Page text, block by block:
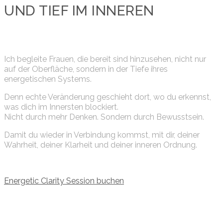
UND TIEF IM INNEREN
Ich begleite Frauen, die bereit sind hinzusehen, nicht nur
auf der Oberfläche, sondern in der Tiefe ihres
energetischen Systems.
Denn echte Veränderung geschieht dort, wo du erkennst,
was dich im Innersten blockiert.
Nicht durch mehr Denken. Sondern durch Bewusstsein.
Damit du wieder in Verbindung kommst, mit dir, deiner
Wahrheit, deiner Klarheit und deiner inneren Ordnung.
Energetic Clarity Session buchen